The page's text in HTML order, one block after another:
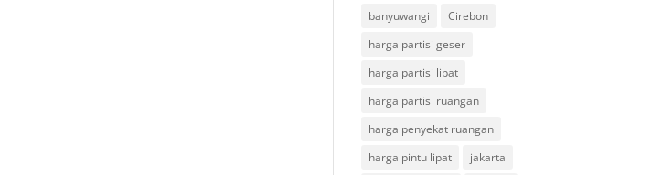
banyuwangi
Cirebon
harga partisi geser
harga partisi lipat
harga partisi ruangan
harga penyekat ruangan
harga pintu lipat
jakarta